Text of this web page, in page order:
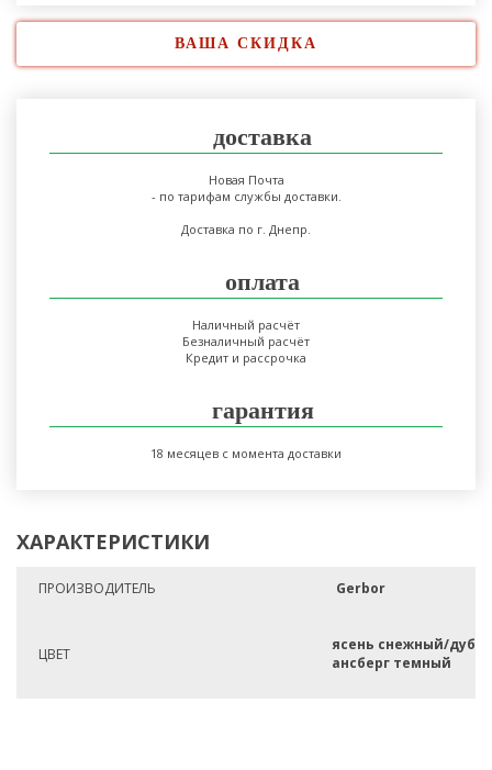
ВАША СКИДКА
доставка
Новая Почта
- по тарифам службы доставки.
Доставка по г. Днепр.
оплата
Наличный расчёт
Безналичный расчёт
Кредит и рассрочка
гарантия
18 месяцев с момента доставки
ХАРАКТЕРИСТИКИ
ПРОИЗВОДИТЕЛЬ Gerbor
ЦВЕТ
ясень снежный/дуб
ансберг темный